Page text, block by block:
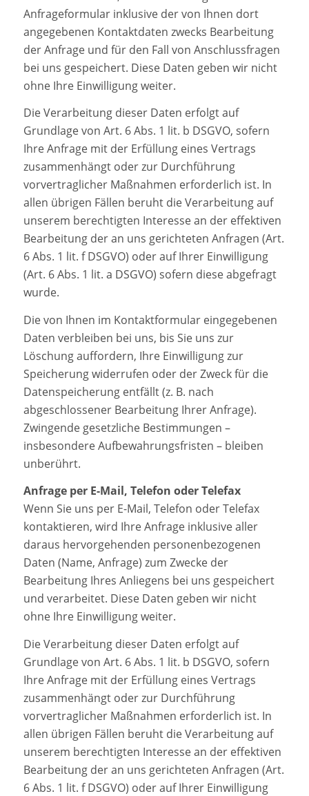
Anfrageformular inklusive der von Ihnen dort
angegebenen Kontaktdaten zwecks Bearbeitung
der Anfrage und für den Fall von Anschlussfragen
bei uns gespeichert. Diese Daten geben wir nicht
ohne Ihre Einwilligung weiter.
Die Verarbeitung dieser Daten erfolgt auf
Grundlage von Art. 6 Abs. 1 lit. b DSGVO, sofern
Ihre Anfrage mit der Erfüllung eines Vertrags
zusammenhängt oder zur Durchführung
vorvertraglicher Maßnahmen erforderlich ist. In
allen übrigen Fällen beruht die Verarbeitung auf
unserem berechtigten Interesse an der effektiven
Bearbeitung der an uns gerichteten Anfragen (Art.
6 Abs. 1 lit. f DSGVO) oder auf Ihrer Einwilligung
(Art. 6 Abs. 1 lit. a DSGVO) sofern diese abgefragt
wurde.
Die von Ihnen im Kontaktformular eingegebenen
Daten verbleiben bei uns, bis Sie uns zur
Löschung auffordern, Ihre Einwilligung zur
Speicherung widerrufen oder der Zweck für die
Datenspeicherung entfällt (z. B. nach
abgeschlossener Bearbeitung Ihrer Anfrage).
Zwingende gesetzliche Bestimmungen –
insbesondere Aufbewahrungsfristen – bleiben
unberührt.
Anfrage per E-Mail, Telefon oder Telefax
Wenn Sie uns per E-Mail, Telefon oder Telefax
kontaktieren, wird Ihre Anfrage inklusive aller
daraus hervorgehenden personenbezogenen
Daten (Name, Anfrage) zum Zwecke der
Bearbeitung Ihres Anliegens bei uns gespeichert
und verarbeitet. Diese Daten geben wir nicht
ohne Ihre Einwilligung weiter.
Die Verarbeitung dieser Daten erfolgt auf
Grundlage von Art. 6 Abs. 1 lit. b DSGVO, sofern
Ihre Anfrage mit der Erfüllung eines Vertrags
zusammenhängt oder zur Durchführung
vorvertraglicher Maßnahmen erforderlich ist. In
allen übrigen Fällen beruht die Verarbeitung auf
unserem berechtigten Interesse an der effektiven
Bearbeitung der an uns gerichteten Anfragen (Art.
6 Abs. 1 lit. f DSGVO) oder auf Ihrer Einwilligung